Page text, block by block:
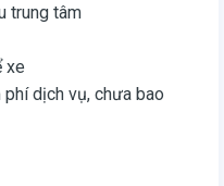
trung tâm
xe
dịch vụ, chưa bao